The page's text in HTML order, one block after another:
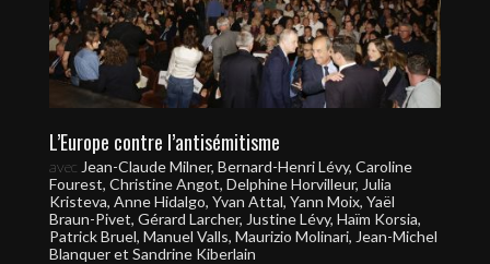
L’Europe contre l’antisémitisme
avec Jean-Claude Milner, Bernard-Henri Lévy, Caroline
Fourest, Christine Angot, Delphine Horvilleur, Julia
Kristeva, Anne Hidalgo, Yvan Attal, Yann Moix, Yaël
Braun-Pivet, Gérard Larcher, Justine Lévy, Haïm Korsia,
Patrick Bruel, Manuel Valls, Maurizio Molinari, Jean-Michel
Blanquer et Sandrine Kiberlain